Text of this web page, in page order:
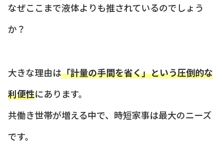
なぜここまで液体よりも推されているのでしょう
か？
大きな理由は「計量の手間を省く」という圧倒的な
利便性にあります。
共働き世帯が増える中で、時短家事は最大のニーズ
です。